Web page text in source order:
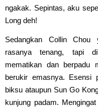
ngakak. Sepintas, aku
Long deh!
Sedangkan Collin Chou
rasanya tenang, tapi
mematikan dan berpadu
berukir emasnya. Esensi
biksu ataupun Sun Go
kunjung padam.